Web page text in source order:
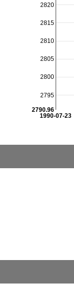
1990-07-23
2795
2800
2805
2810
2815
2820
2790.96